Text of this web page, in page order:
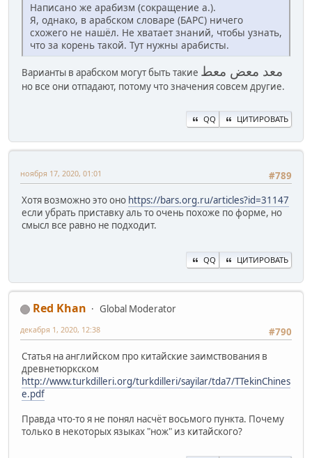
Написано же арабизм (сокращение а.).
Я, однако, в арабском словаре (БАРС) ничего
схожего не нашёл. Не хватает знаний, чтобы узнать,
что за корень такой. Тут нужны арабисты.
Варианты в арабском могут быть такие معد معض معط
но все они отпадают, потому что значения совсем другие.
QQ ЦИТИРОВАТЬ
#789
ноября 17, 2020, 01:01
Хотя возможно это оно https://bars.org.ru/articles?id=31147
если убрать приставку аль то очень похоже по форме, но
смысл все равно не подходит.
QQ ЦИТИРОВАТЬ
Red Khan
Global Moderator
#790
декабря 1, 2020, 12:38
Статья на английском про китайские заимствования в
древнетюркском
http://www.turkdilleri.org/turkdilleri/sayilar/tda7/TTekinChines
e.pdf
Правда что-то я не понял насчёт восьмого пункта. Почему
только в некоторых языках "нож" из китайского?